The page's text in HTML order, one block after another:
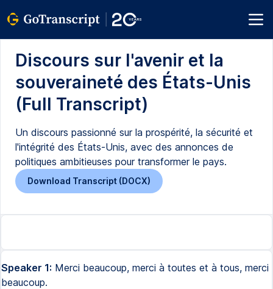
Discours sur l'avenir et la
souveraineté des États-Unis
(Full Transcript)
Un discours passionné sur la prospérité, la sécurité et
l'intégrité des États-Unis, avec des annonces de
politiques ambitieuses pour transformer le pays.
Download Transcript (DOCX)
Speaker 1: Merci beaucoup, merci à toutes et à tous, merci
beaucoup.